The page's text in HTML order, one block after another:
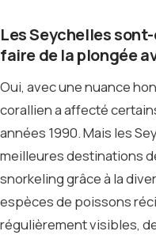
Les Seychelles
faire de la plongée
Oui, avec une nuance
corallien a affecté
années 1990. Mais les
meilleures destinations
snorkeling grâce à la
espèces de poissons
régulièrement visibles,